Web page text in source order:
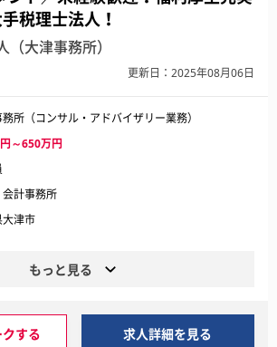
税理士法人！
大津事務所）
更新日：2025年08月06日
所（コンサル・アドバイザリー業務）
～650万円
計事務所
津市
もっと見る
する 求人詳細を見る